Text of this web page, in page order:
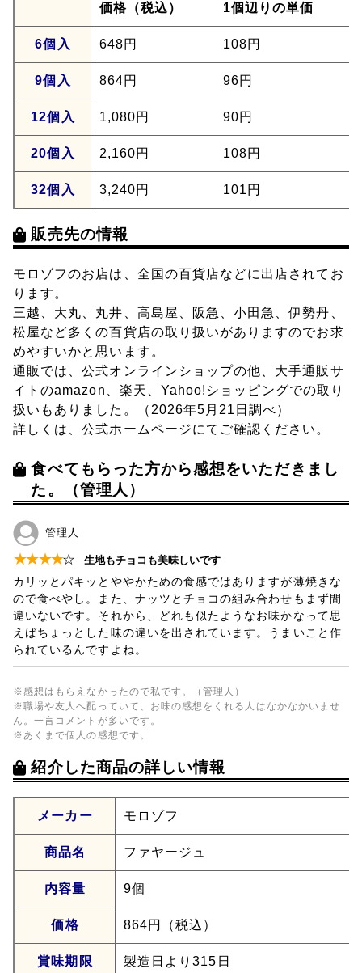
価格（税込） 1個辺りの単価
6個入 648円 108円
9個入 864円 96円
12個入 1,080円 90円
20個入 2,160円 108円
32個入 3,240円 101円
販売先の情報
モロゾフのお店は、全国の百貨店などに出店されてお
ります。
三越、大丸、丸井、高島屋、阪急、小田急、伊勢丹、
松屋など多くの百貨店の取り扱いがありますのでお求
めやすいかと思います。
通販では、公式オンラインショップの他、大手通販サ
イトのamazon、楽天、Yahoo!ショッピングでの取り
扱いもありました。（2026年5月21日調べ）
詳しくは、公式ホームページにてご確認ください。
食べてもらった方から感想をいただきまし
た。（管理人）
管理人
★★★★☆ 生地もチョコも美味しいです
カリッとパキッとややかための食感ではありますが薄焼きな
ので食べやし。また、ナッツとチョコの組み合わせもまず間
違いないです。それから、どれも似たようなお味かなって思
えばちょっとした味の違いを出されています。うまいこと作
られているんですよね。
※感想はもらえなかったので私です。（管理人）
※職場や友人へ配っていて、お味の感想をくれる人はなかなかいませ
ん。一言コメントが多いです。
※あくまで個人の感想です。
紹介した商品の詳しい情報
メーカー モロゾフ
商品名 ファヤージュ
内容量 9個
価格 864円（税込）
賞味期限 製造日より315日